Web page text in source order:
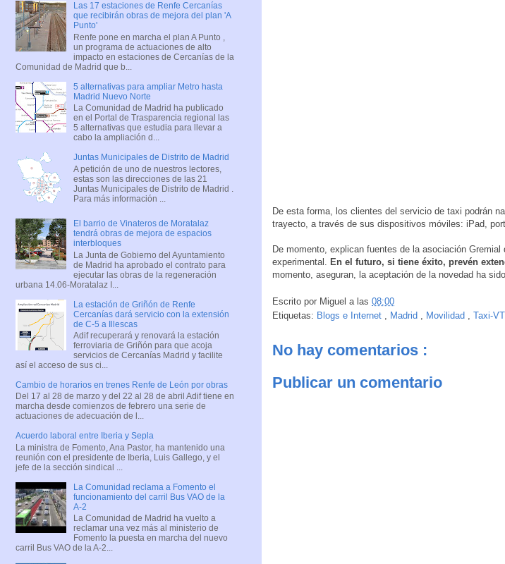
De esta forma, los clientes del servicio de taxi podrán
trayecto, a través de sus dispositivos móviles: iPad,
De momento, explican fuentes de la asociación
experimental.
En el futuro, si tiene éxito, prevén
momento, aseguran, la aceptación de la novedad ha
Escrito por Miguel a las 08:00
Etiquetas: Blogs e Internet , Madrid , Movilidad , Taxi-
No hay comentarios :
Publicar un comentario
Las 17 estaciones de Renfe Cercanías
que recibirán obras de mejora del plan 'A
Punto'
Renfe pone en marcha el plan A Punto ,
un programa de actuaciones de alto
impacto en estaciones de Cercanías de la
Comunidad de Madrid que b...
5 alternativas para ampliar Metro hasta
Madrid Nuevo Norte
La Comunidad de Madrid ha publicado
en el Portal de Trasparencia regional las
5 alternativas que estudia para llevar a
cabo la ampliación d...
Juntas Municipales de Distrito de Madrid
A petición de uno de nuestros lectores,
estas son las direcciones de las 21
Juntas Municipales de Distrito de Madrid .
Para más información ...
El barrio de Vinateros de Moratalaz
tendrá obras de mejora de espacios
interbloques
La Junta de Gobierno del Ayuntamiento
de Madrid ha aprobado el contrato para
ejecutar las obras de la regeneración
urbana 14.06-Moratalaz I...
La estación de Griñón de Renfe
Cercanías dará servicio con la extensión
de C-5 a Illescas
Adif recuperará y renovará la estación
ferroviaria de Griñón para que acoja
servicios de Cercanías Madrid y facilite
así el acceso de sus ci...
Cambio de horarios en trenes Renfe de León por obras
Del 17 al 28 de marzo y del 22 al 28 de abril Adif tiene en
marcha desde comienzos de febrero una serie de
actuaciones de adecuación de l...
Acuerdo laboral entre Iberia y Sepla
La ministra de Fomento, Ana Pastor, ha mantenido una
reunión con el presidente de Iberia, Luis Gallego, y el
jefe de la sección sindical ...
La Comunidad reclama a Fomento el
funcionamiento del carril Bus VAO de la
A-2
La Comunidad de Madrid ha vuelto a
reclamar una vez más al ministerio de
Fomento la puesta en marcha del nuevo
carril Bus VAO de la A-2...